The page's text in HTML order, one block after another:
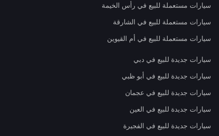
سيارات مستعملة للبيع في رأس الخيمة
سيارات مستعملة للبيع في الشارقة
سيارات مستعملة للبيع في أم القيوين
سيارات جديدة للبيع في دبي
سيارات جديدة للبيع في أبو ظبي
سيارات جديدة للبيع في عجمان
سيارات جديدة للبيع في العين
سيارات جديدة للبيع في الفجيرة